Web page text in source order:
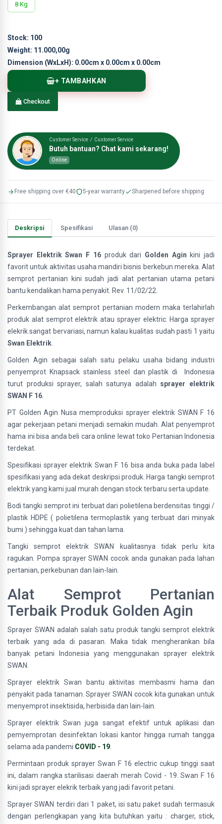
8 Kg
Stock: 100
Weight: 11.000,00g
Dimension (WxLxH): 0.00cm x 0.00cm x 0.00cm
+ TAMBAHKAN
Checkout
Customer Service / Customer Service
Butuh bantuan? Chat kami sekarang!
Online
Free shipping over €40 5-year warranty Sharpened before shipping
Deskripsi Spesifikasi Ulasan (0)
Sprayer Elektrik Swan F 16produk dari Golden Agin kini jadi
favorit untuk aktivitas usaha mandiri bisnis berkebun mereka. Alat
semprot pertanian kini sudah jadi alat pertanian utama petani
bantu kendalikan hama penyakit. Rev. 11/02/22.
Perkembangan alat semprot pertanian modern maka terlahirlah
produk alat semprot elektrik atau sprayer elektric. Harga sprayer
elekrik sangat bervariasi, namun kalau kualitas sudah pasti 1 yaitu
Swan Elektrik
Golden Agin sebagai salah satu pelaku usaha bidang industri
penyemprot Knapsack stainless steel dan plastik di Indonesia
turut produksi sprayer, salah satunya adalah sprayer elektrik
SWAN F 16
PT Golden Agin Nusa memproduksi sprayer elektrik SWAN F 16
agar pekerjaan petani menjadi semakin mudah. Alat penyemprot
hama ini bisa anda beli cara online lewat toko Pertanian Indonesia
terdekat.
Spesifikasi sprayer elektrik Swan F 16 bisa anda buka pada label
spesifikasi yang ada dekat deskripsi produk. Harga tangki semprot
elektrik yang kami jual murah dengan stock terbaru serta update.
Bodi tangki semprot ini terbuat dari polietilena berdensitas tinggi /
plastik HDPE ( polietilena termoplastik yang terbuat dari minyak
bumi ) sehingga kuat dan tahan lama.
Tangki semprot elektrik SWAN kualitasnya tidak perlu kita
ragukan. Pompa sprayer SWAN cocok anda gunakan pada lahan
pertanian, perkebunan dan lain-lain.
Alat Semprot Pertanian
Terbaik Produk Golden Agin
Sprayer SWAN adalah salah satu produk tangki semprot elektrik
terbaik yang ada di pasaran. Maka tidak mengherankan bila
banyak petani Indonesia yang menggunakan sprayer elektrik
SWAN.
Sprayer elektrik Swan bantu aktivitas membasmi hama dan
penyakit pada tanaman. Sprayer SWAN cocok kita gunakan untuk
menyemprot insektisida, herbisida dan lain-lain.
Sprayer elektrik Swan juga sangat efektif untuk aplikasi dan
pemyemprotan desinfektan lokasi kantor hingga rumah tangga
selama ada pandemi COVID - 19
Permintaan produk sprayer Swan F 16 electric cukup tinggi saat
ini, dalam rangka starilisasi daerah merah Covid - 19. Swan F 16
kini jadi sprayer elekrik terbaik yang jadi favorit petani.
Sprayer SWAN terdiri dari 1 paket, isi satu paket sudah termasuk
dengan perlengkapan yang kita butuhkan yaitu : charger, stick,